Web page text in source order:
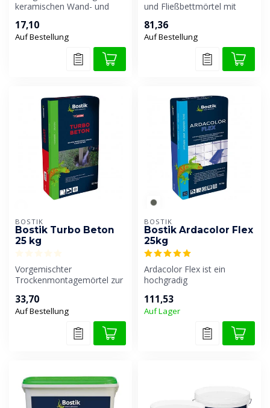
keramischen Wand- und
Feinsteinzeug, Ter...
17,10
Auf Bestellung
und Fließbettmörtel mit
Verarbeitungseig...
81,36
Auf Bestellung
BOSTIK
Bostik Turbo Beton
25 kg
Vorgemischter
Trockenmontagemörtel zur
Verankerung von...
33,70
Auf Bestellung
BOSTIK
Bostik Ardacolor Flex
25kg
Ardacolor Flex ist ein
hochgradig
Fugenmörtel für
Keramikflie...
111,53
Auf Lager